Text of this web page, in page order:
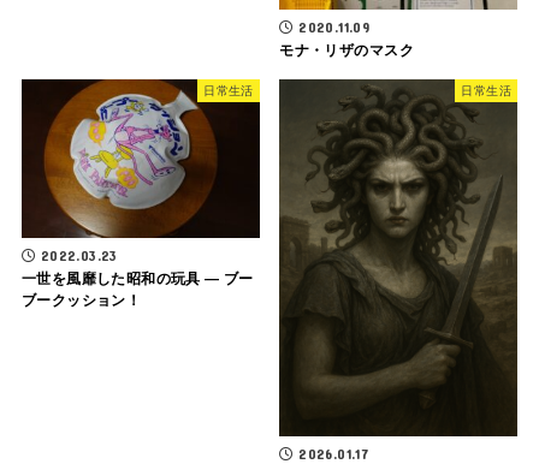
2020.11.09
モナ・リザのマスク
日常生活
2022.03.23
一世を風靡した昭和の玩具 ― ブー
ブークッション！
日常生活
2026.01.17